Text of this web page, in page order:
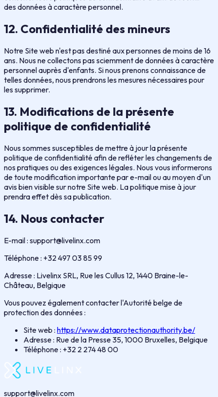
des données à caractère personnel.
12. Confidentialité des mineurs
Notre Site web n'est pas destiné aux personnes de moins de 16
ans. Nous ne collectons pas sciemment de données à caractère
personnel auprès d'enfants. Si nous prenons connaissance de
telles données, nous prendrons les mesures nécessaires pour
les supprimer.
13. Modifications de la présente
politique de confidentialité
Nous sommes susceptibles de mettre à jour la présente
politique de confidentialité afin de refléter les changements de
nos pratiques ou des exigences légales. Nous vous informerons
de toute modification importante par e-mail ou au moyen d'un
avis bien visible sur notre Site web. La politique mise à jour
prendra effet dès sa publication.
14. Nous contacter
E-mail : support@livelinx.com
Téléphone : +32 497 03 85 99
Adresse : Livelinx SRL, Rue les Cullus 12, 1440 Braine-le-
Château, Belgique
Vous pouvez également contacter l'Autorité belge de
protection des données :
Site web : https://www.dataprotectionauthority.be/
Adresse : Rue de la Presse 35, 1000 Bruxelles, Belgique
Téléphone : +32 2 274 48 00
support@livelinx.com